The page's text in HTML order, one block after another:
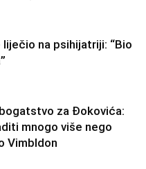
liječio na psihijatriji: “Bio
za Đokovića:
mnogo više nego
Vimbldon